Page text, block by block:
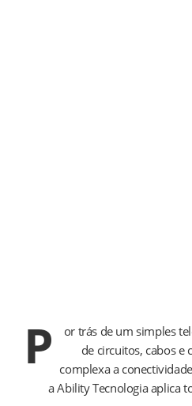
P
or trás de um simples
de circuitos, cabos e
complexa a
a Ability Tecnologia aplica